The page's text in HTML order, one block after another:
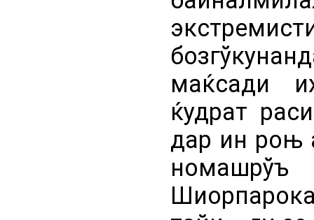
маќсади
ќудрат
дар ин роњ